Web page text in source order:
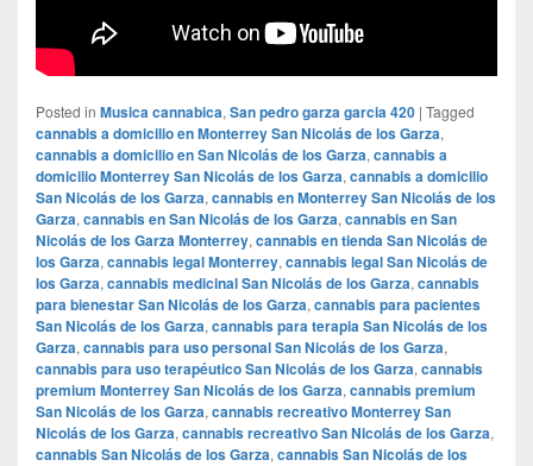
Posted in Musica cannabica, San pedro garza garcia 420 | Tagged
cannabis a domicilio en Monterrey San Nicolás de los Garza,
cannabis a domicilio en San Nicolás de los Garza, cannabis a
domicilio Monterrey San Nicolás de los Garza, cannabis a domicilio
San Nicolás de los Garza, cannabis en Monterrey San Nicolás de los
Garza, cannabis en San Nicolás de los Garza, cannabis en San
Nicolás de los Garza Monterrey, cannabis en tienda San Nicolás de
los Garza, cannabis legal Monterrey, cannabis legal San Nicolás de
los Garza, cannabis medicinal San Nicolás de los Garza, cannabis
para bienestar San Nicolás de los Garza, cannabis para pacientes
San Nicolás de los Garza, cannabis para terapia San Nicolás de los
Garza, cannabis para uso personal San Nicolás de los Garza,
cannabis para uso terapéutico San Nicolás de los Garza, cannabis
premium Monterrey San Nicolás de los Garza, cannabis premium
San Nicolás de los Garza, cannabis recreativo Monterrey San
Nicolás de los Garza, cannabis recreativo San Nicolás de los Garza,
cannabis San Nicolás de los Garza, cannabis San Nicolás de los